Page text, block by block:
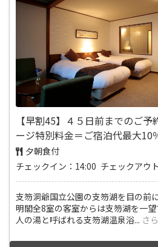
【早割45】４５日前までのご
ージ特別料金＝ご宿泊代最大10
夕朝食付
チェックイン：14:00 チェックアウ
支笏洞爺国立公園の支笏湖を目の前
明閣全8室の客室からは支笏湖を一
人の湯と呼ばれる支笏湖温泉浴... さ